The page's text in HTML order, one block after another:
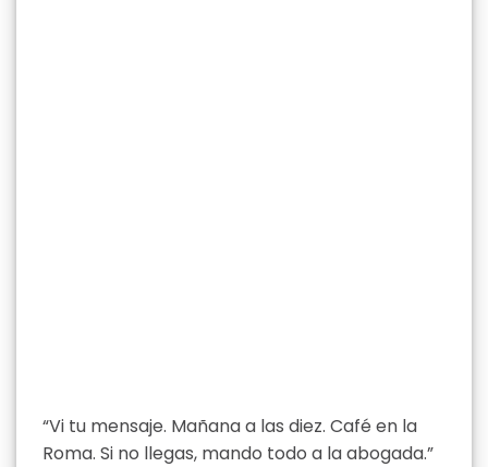
“Vi tu mensaje. Mañana a las diez. Café en la
Roma. Si no llegas, mando todo a la abogada.”